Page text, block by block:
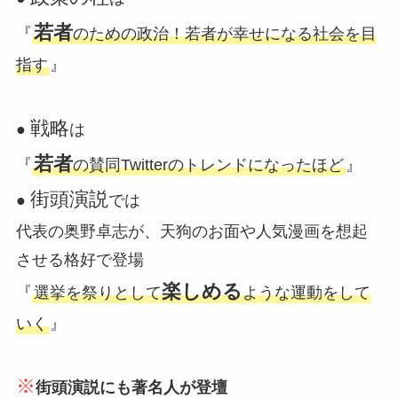
『若者のための政治！若者が幸せになる社会を目
指す』
● 戦略は
『若者の賛同Twitterのトレンドになったほど』
● 街頭演説では
代表の奥野卓志が、天狗のお面や人気漫画を想起
させる格好で登場
『選挙を祭りとして楽しめるような運動をして
いく』
※街頭演説にも著名人が登壇